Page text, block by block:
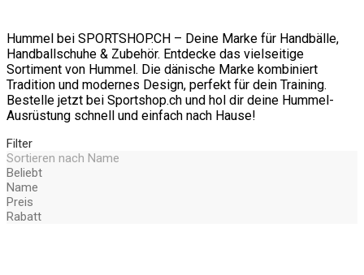
Hummel bei SPORTSHOP.CH – Deine Marke für Handbälle,
Handballschuhe & Zubehör. Entdecke das vielseitige
Sortiment von Hummel. Die dänische Marke kombiniert
Tradition und modernes Design, perfekt für dein Training.
Bestelle jetzt bei Sportshop.ch und hol dir deine Hummel-
Ausrüstung schnell und einfach nach Hause!
Filter
Sortieren nach Name
Beliebt
Name
Preis
Rabatt